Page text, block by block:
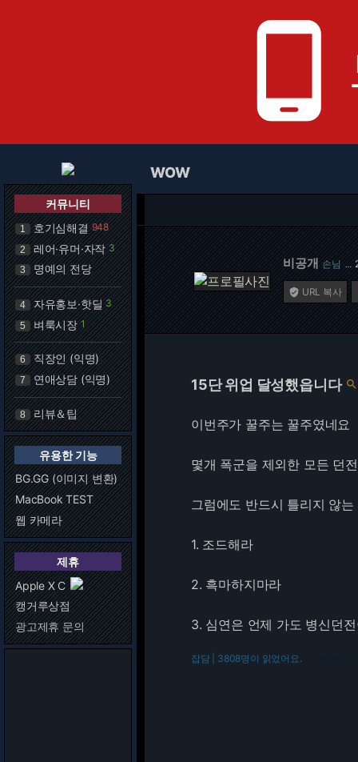
phone_android
커뮤니티
1 호기심해결 948
2 레어·유머·자작 3
3 명예의 전당
4 자유홍보·핫딜 3
5 벼룩시장 1
6 직장인 (익명)
7 연애상담 (익명)
8 리뷰＆팁
유용한 기능
BG.GG (이미지 변환)
MacBook TEST
웹 카메라
제휴
Apple X C
캥거루상점
광고제휴 문의
WOW
비공개 손님 …
 URL 복사
15단 위업 달성했읍니다 
이번주가 꿀주는 꿀주였네요
몇개 폭군을 제외한 모든 던
그럼에도 반드시 틀리지 않는
1. 조드해라
2. 흑마하지마라
3. 심연은 언제 가도 병신던
잡담 | 3808명이 읽었어요.